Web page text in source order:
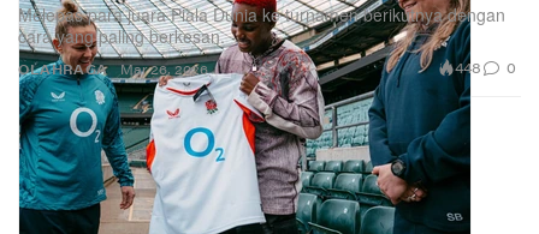
OLAHRAGA
Melepas para juara Piala Dunia ke turnamen berikutnya dengan
cara yang paling berkesan.
Mar 26, 2026 448 0